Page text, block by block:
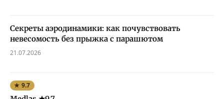
Секреты аэродинамики: как почувствовать
невесомость без прыжка с парашютом
21.07.2026
★ 9.7